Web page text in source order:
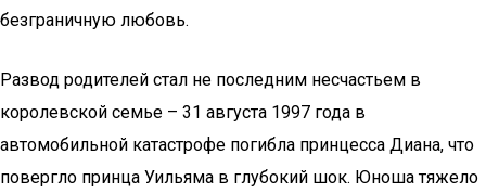
безграничную любовь.
Развод родителей стал не последним несчастьем в
королевской семье – 31 августа 1997 года в
автомобильной катастрофе погибла принцесса Диана, что
повергло принца Уильяма в глубокий шок. Юноша тяжело